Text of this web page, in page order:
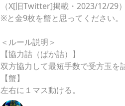
（X[旧Twitter]掲載・2023/12/29）
※と金9枚を蟹と思ってください。
＜ルール説明＞
【協力詰（ばか詰）】
双方協力して最短手数で受方玉を
【蟹】
左右に１マス動ける。